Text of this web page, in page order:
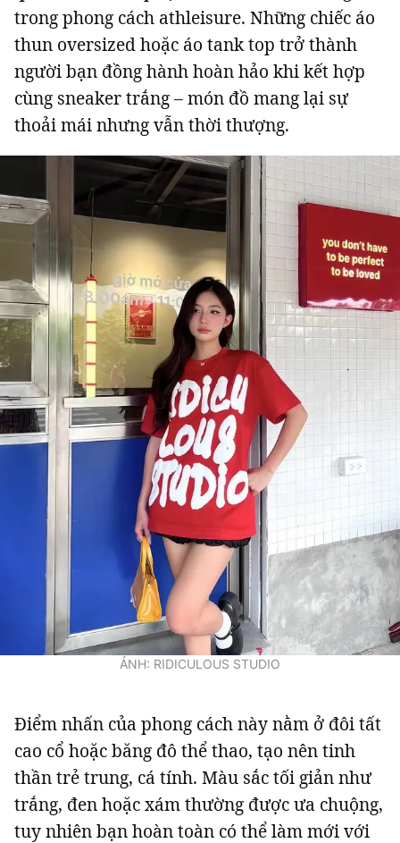
trong phong cách athleisure. Những chiếc áo
thun oversized hoặc áo tank top trở thành
người bạn đồng hành hoàn hảo khi kết hợp
cùng sneaker trắng – món đồ mang lại sự
thoải mái nhưng vẫn thời thượng.
ẢNH: RIDICULOUS STUDIO
Điểm nhấn của phong cách này nằm ở đôi tất
cao cổ hoặc băng đô thể thao, tạo nên tinh
thần trẻ trung, cá tính. Màu sắc tối giản như
trắng, đen hoặc xám thường được ưa chuộng,
tuy nhiên bạn hoàn toàn có thể làm mới với